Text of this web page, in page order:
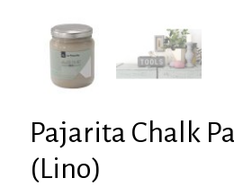
Pajarita Chalk
(Lino)